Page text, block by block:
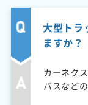
大型トラ
ますか？
カーネク
バスなど